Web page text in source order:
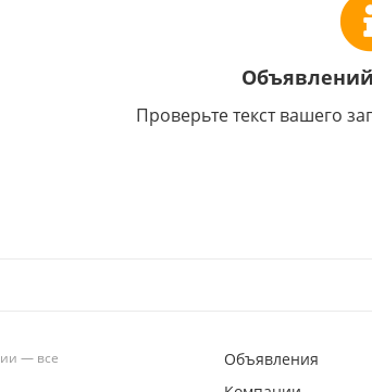
Проверьте текст вашего
— все
Объявления